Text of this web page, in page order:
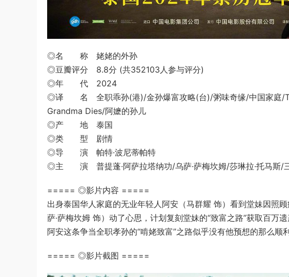
◎名 称 姥姥的外孙
◎豆瓣评分 8.8分 (共352103人参与评分)
◎年 代 2024
◎译 名 全职乖孙(港)/金孙爆富攻略(台)/粥味奇缘/中国家庭/
Grandma Dies‎/阿嬷的孙儿
◎产 地 泰国
◎类 型 剧情
◎导 演 帕特·波尼蒂帕特
◎主 演 普提蓬·阿萨拉塔纳功/乌萨·萨梅坎姆/莎琳拉·托马斯/
===== ◎影片内容 =====
出身泰国华人家庭的无业年轻人阿安（马群耀 饰）看到堂妹因照
萨·萨梅坎姆 饰）动了心思，计划复刻堂妹的“致富之路”获取百万
阿安这条争当全职孝孙的“啃姥致富”之路似乎没有他预想的那么顺
===== ◎影片截图 =====